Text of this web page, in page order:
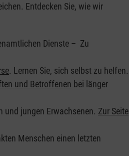
Entdecken Sie, wie wir
Dienste – Zu
. Lernen Sie, sich selbst zu helfen.
und Betroffenen bei länger
und jungen Erwachsenen. Zur Seite
Menschen einen letzten